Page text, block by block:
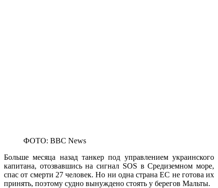
ФОТО: BBC News
Больше месяца назад танкер под управлением украинского
капитана, отозвавшись на сигнал SOS в Средиземном море,
спас от смерти 27 человек. Но ни одна страна ЕС не готова их
принять, поэтому судно вынуждено стоять у берегов Мальты.